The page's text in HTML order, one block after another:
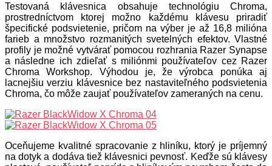
Testovaná klávesnica obsahuje technológiu Chroma,
prostredníctvom ktorej možno každému klávesu priradiť
špecifické podsvietenie, pričom na výber je až 16,8 milióna
farieb a množstvo rozmanitých svetelných efektov. Vlastné
profily je možné vytvárať pomocou rozhrania Razer Synapse
a následne ich zdieľať s miliónmi používateľov cez Razer
Chroma Workshop. Výhodou je, že výrobca ponúka aj
lacnejšiu verziu klávesnice bez nastaviteľného podsvietenia
Chroma, čo môže zaujať používateľov zameraných na cenu.
Oceňujeme kvalitné spracovanie z hliníku, ktorý je príjemný
na dotyk a dodáva tiež klávesnici pevnosť. Keďže sú klávesy